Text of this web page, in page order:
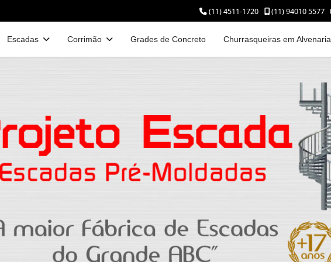
(11) 4511-1720 (11) 94010 5577
Escadas Corrimão Grades de Concreto Churrasqueiras em Alvenaria